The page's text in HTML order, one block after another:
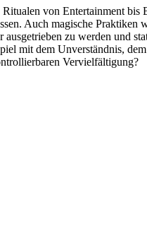
von Entertainment bis
Auch magische
zu werden und
mit dem Unverständnis,
Vervielfältigung?